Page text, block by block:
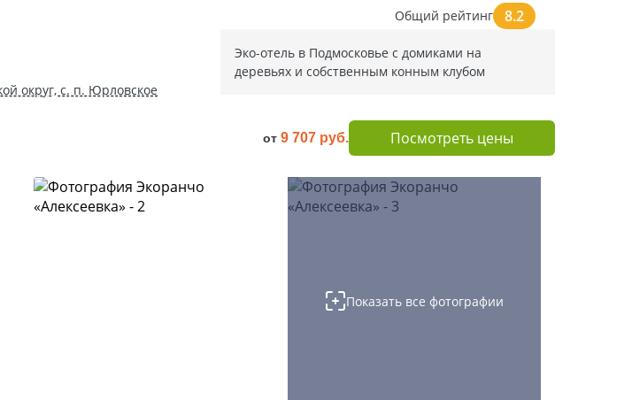
округ, с. п. Юрловское
Общий рейтинг 8.2
Эко-отель в Подмосковье с домиками на
деревьях и собственным конным клубом
от 9 707 руб. Посмотреть цены
Показать все фотографии